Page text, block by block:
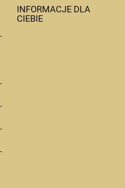
INFORMACJE DLA
CIEBIE